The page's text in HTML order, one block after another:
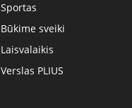
Sportas
Būkime sveiki
Laisvalaikis
Verslas PLIUS